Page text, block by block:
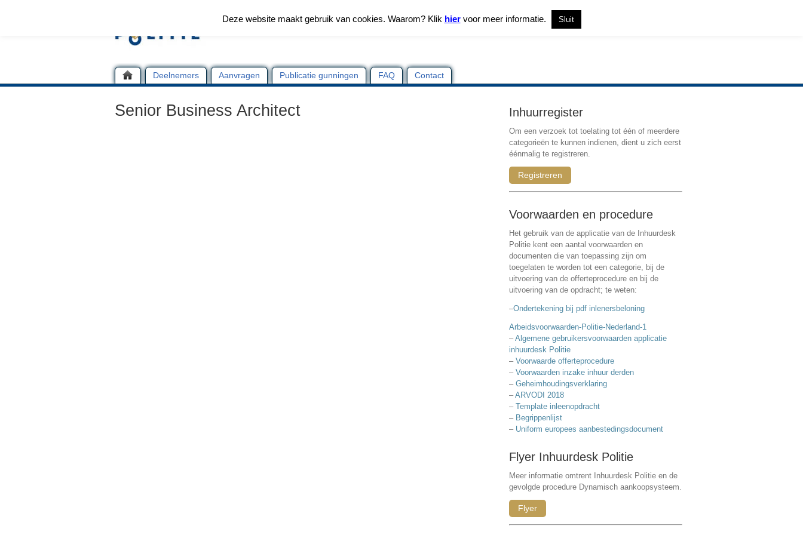
Deelnemers Aanvragen Publicatie gunningen FAQ Contact
Senior Business Architect Inhuurregister
Om een verzoek tot toelating tot één of meerdere
categorieën te kunnen indienen, dient u zich eerst
éénmalig te registreren.
Registreren
Voorwaarden en procedure
Het gebruik van de applicatie van de Inhuurdesk
Politie kent een aantal voorwaarden en
documenten die van toepassing zijn om
toegelaten te worden tot een categorie, bij de
uitvoering van de offerteprocedure en bij de
uitvoering van de opdracht; te weten:
–Ondertekening bij pdf inlenersbeloning
Arbeidsvoorwaarden-Politie-Nederland-1
–Algemene gebruikersvoorwaarden applicatie
inhuurdesk Politie
– Voorwaarde offerteprocedure
– Voorwaarden inzake inhuur derden
– Geheimhoudingsverklaring
–ARVODI 2018
– Template inleenopdracht
– Begrippenlijst
– Uniform europees aanbestedingsdocument
Flyer Inhuurdesk Politie
Meer informatie omtrent Inhuurdesk Politie en de
gevolgde procedure Dynamisch aankoopsysteem.
Flyer
Deze website maakt gebruik van cookies. Waarom? Klik hiervoor meer informatie. Sluit